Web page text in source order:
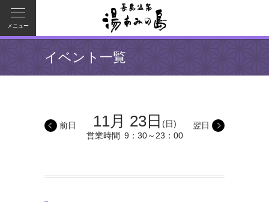
メニュー
イベント一覧
11月 23日 (日)
営業時間 9：30～23：00
前日 翌日